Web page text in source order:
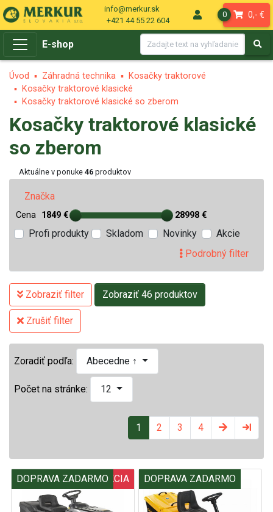
info@merkur.sk
+421 44 55 22 604
0 0,- €
E-shop
Úvod Záhradná technika
Kosačky traktorové
Kosačky traktorové klasické
Kosačky traktorové klasické so zberom
Kosačky traktorové klasické
so zberom
Aktuálne v ponuke 46 produktov
Značka
Cena 1849 € 28998 €
Profi produkty Skladom Novinky
Akcie
Podrobný filter
Zobraziť filter Zobraziť 46 produktov
Zrušiť filter
Zoradiť podľa: Abecedne ↑
Počet na stránke: 12
1 2 3 4
AKCIA
DOPRAVA ZADARMO DOPRAVA ZADARMO